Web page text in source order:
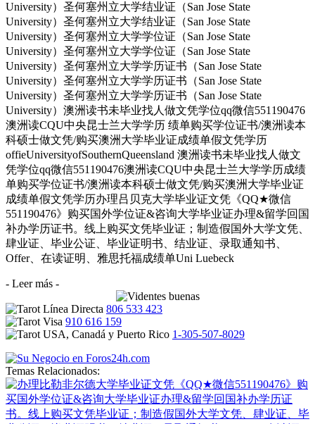
University）圣何塞州立大学结业证（San Jose State
University）圣何塞州立大学结业证（San Jose State
University）圣何塞州立大学学位证（San Jose State
University）圣何塞州立大学学位证（San Jose State
University）圣何塞州立大学学历证书（San Jose State
University）圣何塞州立大学学历证书（San Jose State
University）圣何塞州立大学学历证书（San Jose State
University）澳洲读书未毕业找人做文凭学位qq微信551190476
澳洲读CQU中央昆士兰大学学历 绩单购买学位证书/澳洲读本
科硕士做文凭/购买澳洲大学毕业证成绩单假文凭学历
offieUniversityofSouthernQueensland 澳洲读书未毕业找人做文
凭学位qq微信551190476澳洲读CQU中央昆士兰大学学历成绩
单购买学位证书/澳洲读本科硕士做文凭/购买澳洲大学毕业证
成绩单假文凭学历办理吕贝克大学毕业证文凭《QQ★微信
551190476》购买国外学位证&咨询大学毕业证办理&留学回国
补办学历证书。线上购买文凭毕业证；制造假国外大学文凭、
肆业证、毕业公证、毕业证明书、结业证、录取通知书、
Offer、在读证明、雅思托福成绩单Uni Luebeck
- Leer más -
806 533 423
910 616 159
1-305-507-8029
Temas Relacionados: